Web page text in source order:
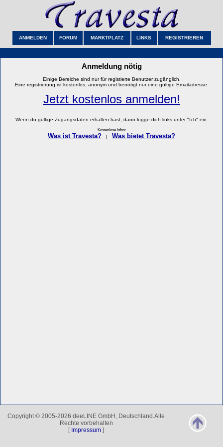
ANMELDEN FORUM MARKTPLATZ LINKS REGISTRIEREN
Anmeldung nötig
Einige Bereiche sind nur für registierte Benutzer zugänglich.
Eine registrierung ist kostenlos, anonym und benötigt nur eine gültige Emailadresse.
Jetzt kostenlos anmelden!
Wenn du gültige Zugangsdaten erhalten hast, dann logge dich links unter "Ich" ein.
Kostenlose Infos:
Was ist Travesta? Was bietet Travesta?
Copyright © 2005-2026 deeLINE GmbH, Deutschland.Alle
Rechte vorbehalten
[ Impressum ]